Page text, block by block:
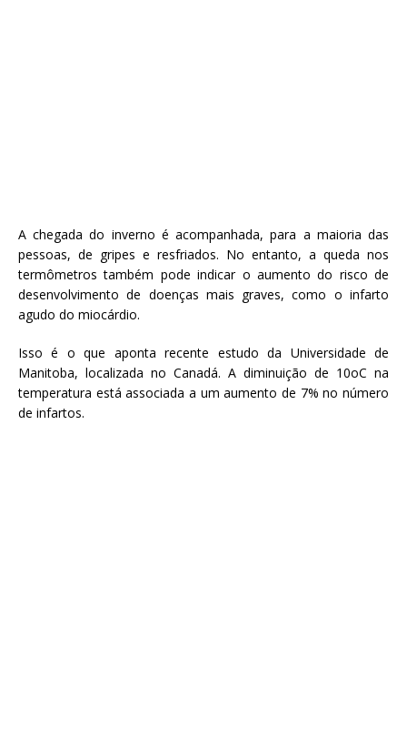
A chegada do inverno é acompanhada, para a maioria das
pessoas, de gripes e resfriados. No entanto, a queda nos
termômetros também pode indicar o aumento do risco de
desenvolvimento de doenças mais graves, como o infarto
agudo do miocárdio.
Isso é o que aponta recente estudo da Universidade de
Manitoba, localizada no Canadá. A diminuição de 10oC na
temperatura está associada a um aumento de 7% no número
de infartos.